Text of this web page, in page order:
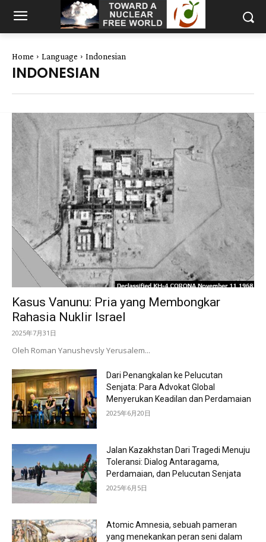
Home Language Indonesian
INDONESIAN
Kasus Vanunu: Pria yang Membongkar
Rahasia Nuklir Israel
2025年7月31日
Oleh Roman Yanushevsly Yerusalem...
Dari Penangkalan ke Pelucutan
Senjata: Para Advokat Global
Menyerukan Keadilan dan Perdamaian
2025年6月20日
Jalan Kazakhstan Dari Tragedi Menuju
Toleransi: Dialog Antaragama,
Perdamaian, dan Pelucutan Senjata
2025年6月5日
Atomic Amnesia, sebuah pameran
yang menekankan peran seni dalam